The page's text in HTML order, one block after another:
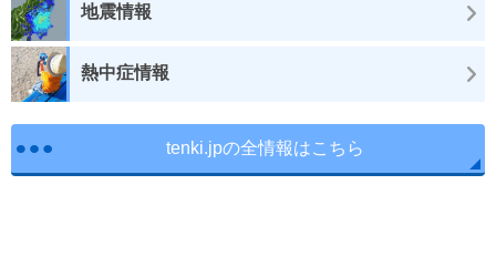
地震情報
熱中症情報
tenki.jpの全情報はこちら